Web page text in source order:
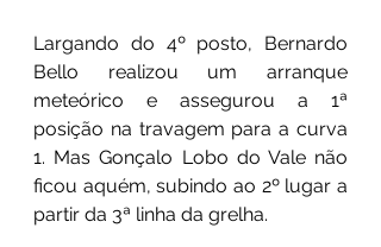
Largando do 4º posto, Bernardo
Bello realizou um arranque
meteórico e assegurou a 1ª
posição na travagem para a curva
1. Mas Gonçalo Lobo do Vale não
ficou aquém, subindo ao 2º lugar a
partir da 3ª linha da grelha.